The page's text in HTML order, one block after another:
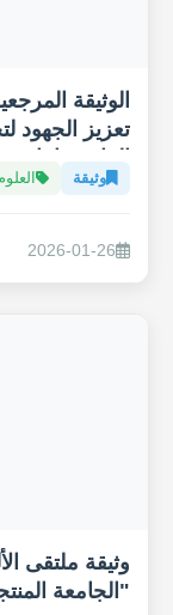
الوثيقة
تعزيز الجهود
المناخي
وثيقة
2026-01-26
وثيقة ملتقى
"الجامعة